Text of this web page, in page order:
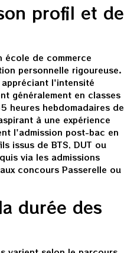
profil et de
école de commerce
personnelle rigoureuse.
l'intensité
généralement en classes
heures hebdomadaires de
à une expérience
l'admission post-bac en
issus de BTS, DUT ou
via les admissions
concours Passerelle ou
durée des